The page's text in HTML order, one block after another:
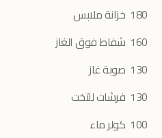
180 خزانة ملابس
160 شفاط فوق الغاز
130 صوبة غاز
130 فرشات للتخت
100 كولر ماء